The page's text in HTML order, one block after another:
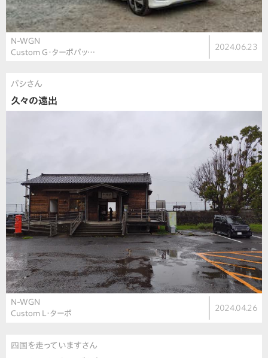
N-WGN
Custom G・ターボパッ…
2024.06.23
バシさん
久々の遠出
N-WGN
Custom L・ターボ
2024.04.26
四国を走っていますさん